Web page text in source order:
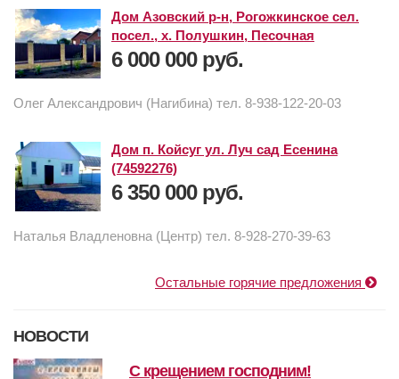
Дом Азовский р-н, Рогожкинское сел.
посел., х. Полушкин, Песочная
6 000 000 руб.
Олег Александрович (Нагибина) тел. 8-938-122-20-03
Дом п. Койсуг ул. Луч сад Есенина
(74592276)
6 350 000 руб.
Наталья Владленовна (Центр) тел. 8-928-270-39-63
Остальные горячие предложения
НОВОСТИ
с крещением господним!